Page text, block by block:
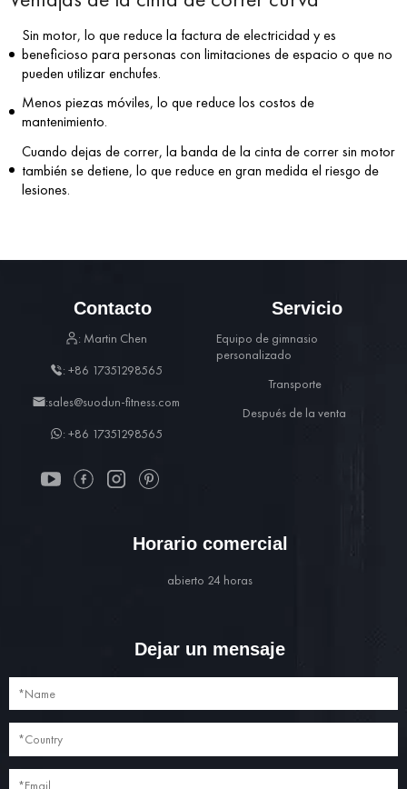
Sin motor, lo que reduce la factura de electricidad y es
beneficioso para personas con limitaciones de espacio o que no
pueden utilizar enchufes.
Menos piezas móviles, lo que reduce los costos de
mantenimiento.
Cuando dejas de correr, la banda de la cinta de correr sin motor
también se detiene, lo que reduce en gran medida el riesgo de
lesiones.
Contacto
: Martin Chen
: +86 17351298565
:sales@suodun-fitness.com
: +86 17351298565
Servicio
Equipo de gimnasio
personalizado
Transporte
Después de la venta
Horario comercial
abierto 24 horas
Dejar un mensaje